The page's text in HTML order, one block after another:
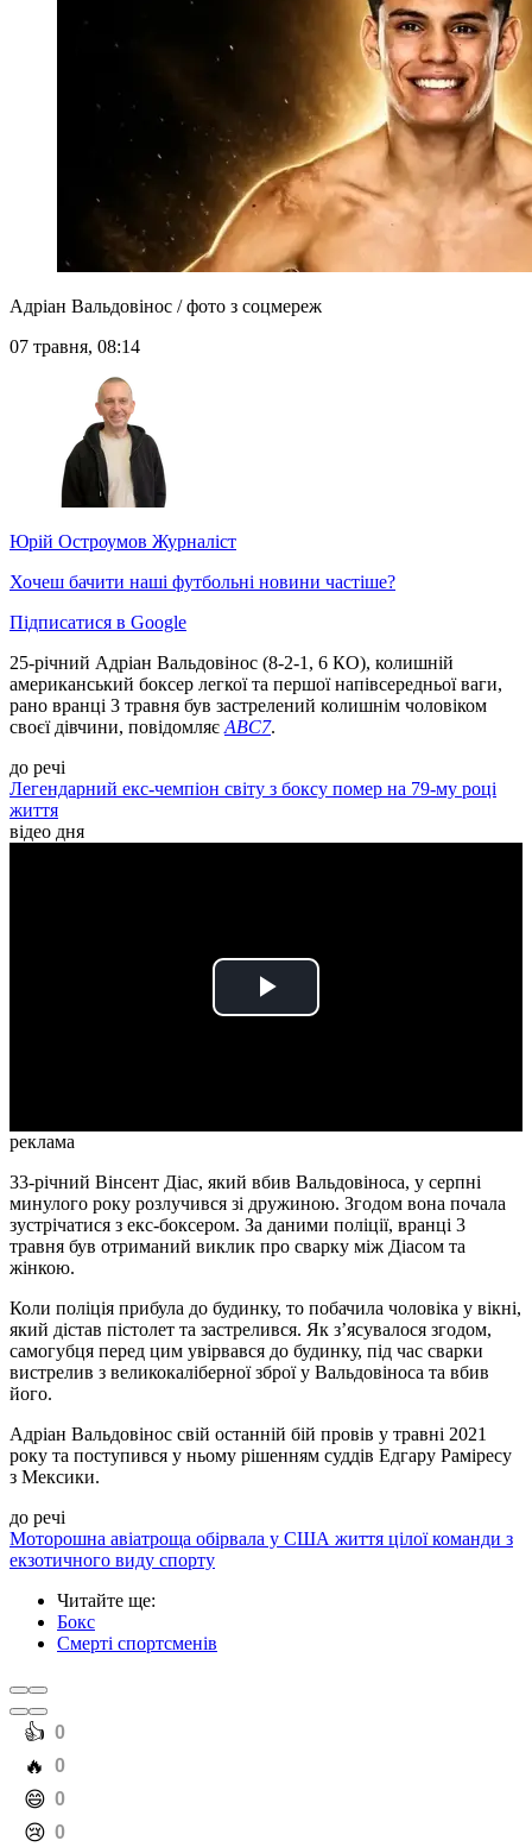
Адріан Вальдовінос / фото з соцмереж
07 травня, 08:14
Юрій Остроумов Журналіст
Хочеш бачити наші футбольні новини частіше?
Підписатися в Google
25-річний Адріан Вальдовінос (8‑2‑1, 6 КО), колишній
американський боксер легкої та першої напівсередньої ваги,
рано вранці 3 травня був застрелений колишнім чоловіком
своєї дівчини, повідомляєABC7.
до речі
Легендарний екс-чемпіон світу з боксу помер на 79-му році
життя
відео дня
Play
реклама
33‑річний Вінсент Діас, який вбив Вальдовіноса, у серпні
минулого року розлучився зі дружиною. Згодом вона почала
зустрічатися з екс-боксером. За даними поліції, вранці 3
травня був отриманий виклик про сварку між Діасом та
жінкою.
Коли поліція прибула до будинку, то побачила чоловіка у вікні,
який дістав пістолет та застрелився. Як з’ясувалося згодом,
самогубця перед цим увірвався до будинку, під час сварки
вистрелив з великокаліберної зброї у Вальдовіноса та вбив
його.
Адріан Вальдовінос свій останній бій провів у травні 2021
року та поступився у ньому рішенням суддів Едгару Раміресу
з Мексики.
до речі
Моторошна авіатроща обірвала у США життя цілої команди з
екзотичного виду спорту
Читайте ще:
Бокс
Смерті спортсменів
️👍 0
️🔥 0
️😄 0
️😢 0